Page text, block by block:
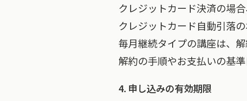
クレジットカード決済の場
クレジットカード自動引落
毎月継続タイプの講座は、
解約の手順やお支払いの基
4. 申し込みの有効期限